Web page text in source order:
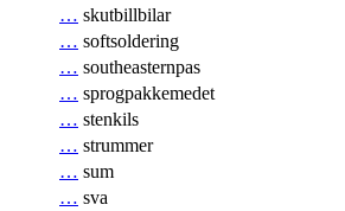
… skutbillbilar
… softsoldering
… southeasternpas
… sprogpakkemedet
… stenkils
… strummer
… sum
… sva